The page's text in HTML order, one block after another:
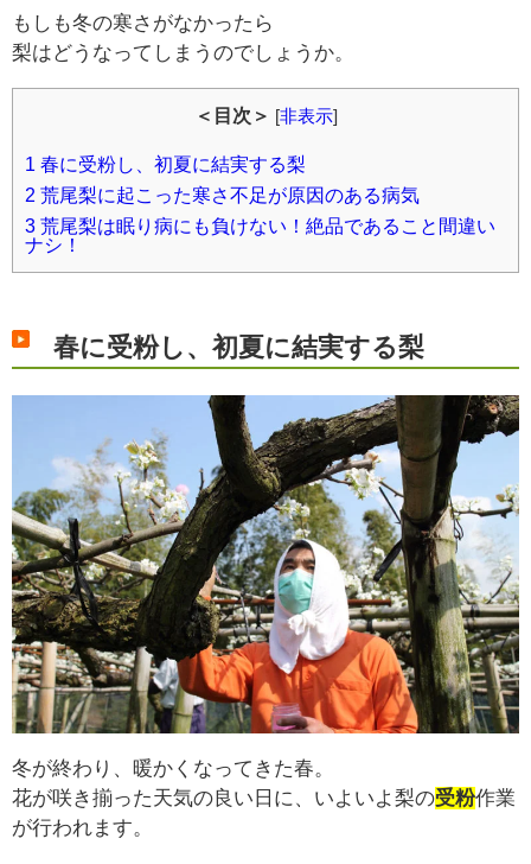
もしも冬の寒さがなかったら
梨はどうなってしまうのでしょうか。
＜目次＞ [非表示]
1 春に受粉し、初夏に結実する梨
2 荒尾梨に起こった寒さ不足が原因のある病気
3 荒尾梨は眠り病にも負けない！絶品であること間違い
ナシ！
春に受粉し、初夏に結実する梨
冬が終わり、暖かくなってきた春。
花が咲き揃った天気の良い日に、いよいよ梨の受粉作業
が行われます。